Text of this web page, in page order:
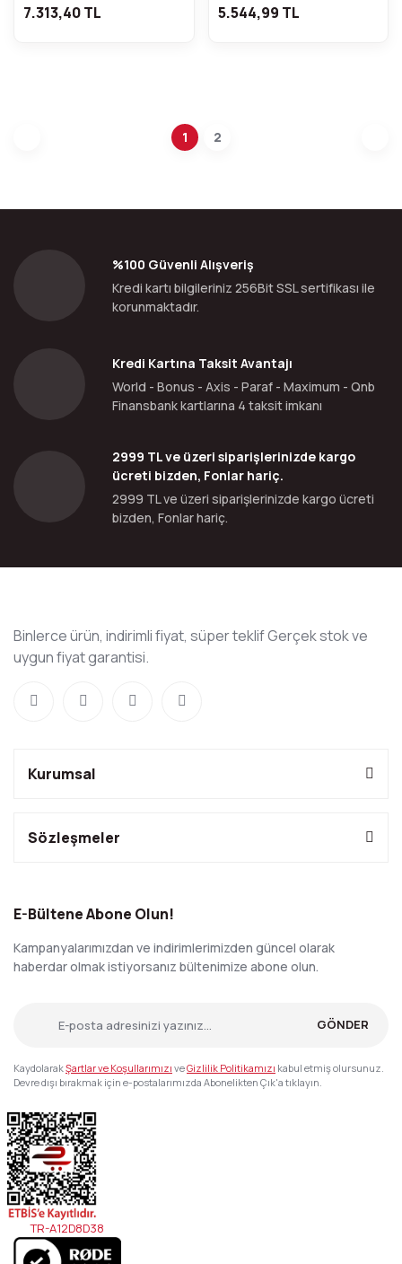
7.313,40 TL 5.544,99 TL
1 2
%100 Güvenli Alışveriş
Kredi kartı bilgileriniz 256Bit SSL sertifikası ile
korunmaktadır.
Kredi Kartına Taksit Avantajı
World - Bonus - Axis - Paraf - Maximum - Qnb
Finansbank kartlarına 4 taksit imkanı
2999 TL ve üzeri siparişlerinizde kargo
ücreti bizden, Fonlar hariç.
2999 TL ve üzeri siparişlerinizde kargo ücreti
bizden, Fonlar hariç.
Binlerce ürün, indirimli fiyat, süper teklif Gerçek stok ve
uygun fiyat garantisi.
Kurumsal
Sözleşmeler
E-Bültene Abone Olun!
Kampanyalarımızdan ve indirimlerimizden güncel olarak
haberdar olmak istiyorsanız bültenimize abone olun.
GÖNDER
KaydolarakŞartlar ve Koşullarımızı veGizlilik Politikamızı kabul etmiş olursunuz.
Devre dışı bırakmak için e-postalarımızda Abonelikten Çık'a tıklayın.
TR-A12D8D38